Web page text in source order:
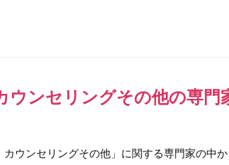
ウンセリングその他の専門
ウンセリングその他」に関する専門家の中